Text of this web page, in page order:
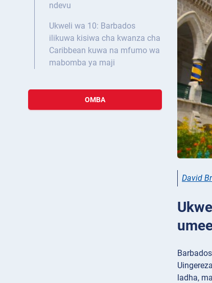
ndevu
Ukweli wa 10: Barbados
ilikuwa kisiwa cha kwanza cha
Caribbean kuwa na mfumo wa
mabomba ya maji
OMBA
David
ladha,